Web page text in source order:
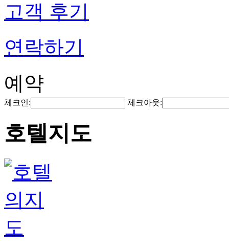
고객 후기
연락하기
예약
체크인: 체크아웃:
호텔지도